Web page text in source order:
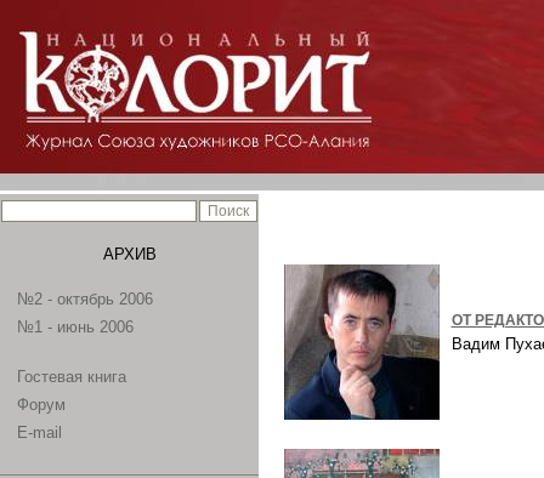
АРХИВ
№2 - октябрь 2006
№1 - июнь 2006
Гостевая книга
Форум
E-mail
ОТ
Вадим